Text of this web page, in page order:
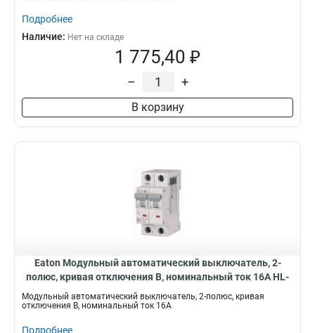
Подробнее
Наличие: Нет на складе
1 775,40 ₽
– +
В корзину
Eaton Модульный автоматический выключатель, 2-
полюс, кривая отключения B, номинальный ток 16А HL-
Модульный автоматический выключатель, 2-полюс, кривая
отключения B, номинальный ток 16А
Подробнее